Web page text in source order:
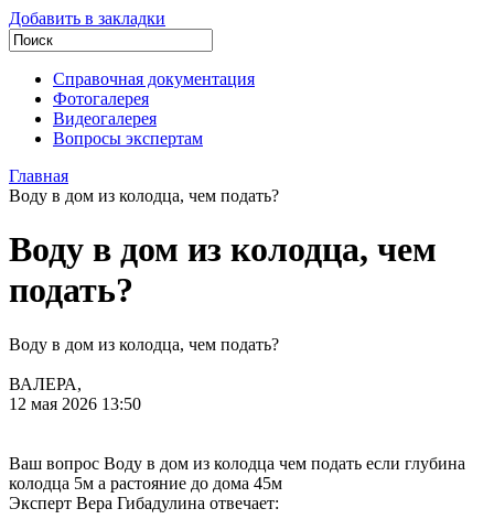
Добавить в закладки
Справочная документация
Фотогалерея
Видеогалерея
Вопросы экспертам
Главная
Воду в дом из колодца, чем подать?
Воду в дом из колодца, чем
подать?
Воду в дом из колодца, чем подать?
ВАЛЕРА,
12 мая 2026 13:50
Ваш вопрос Воду в дом из колодца чем подать если глубина
колодца 5м а растояние до дома 45м
Эксперт Вера Гибадулина отвечает: